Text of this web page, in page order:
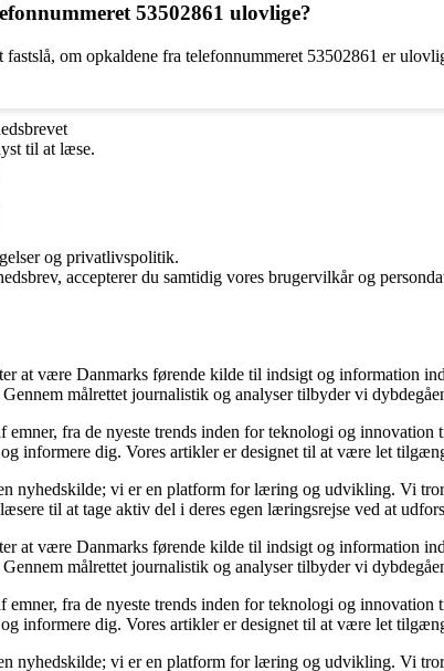
53502861 ulovlige?
om opkaldene fra telefonnummeret 53502861 er
til at læse.
og privatlivspolitik.
accepterer du samtidig vores brugervilkår og
at være Danmarks førende kilde til indsigt og information
målrettet journalistik og analyser tilbyder vi
emner, fra de nyeste trends inden for teknologi og
informere dig. Vores artikler er designet til at være let
nyhedskilde; vi er en platform for læring og udvikling. Vi
til at tage aktiv del i deres egen læringsrejse ved at
at være Danmarks førende kilde til indsigt og information
målrettet journalistik og analyser tilbyder vi
emner, fra de nyeste trends inden for teknologi og
informere dig. Vores artikler er designet til at være let
nyhedskilde; vi er en platform for læring og udvikling. Vi